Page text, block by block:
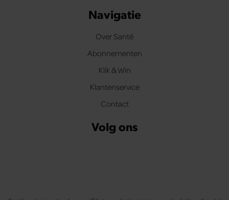
Navigatie
Over Santé
Abonnementen
Klik & Win
Klantenservice
Contact
Volg ons